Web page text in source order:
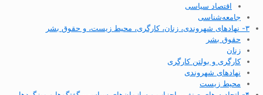
اقتصاد سیاسی
جامعه‌شناسی
۳- نهادهای شهروندی، زنان، کارگری، محیط زیست، و حقوق بشر
حقوق بشر
زنان
کارگری و بولتن کارگری
نهادهای شهروندی
محیط زیست